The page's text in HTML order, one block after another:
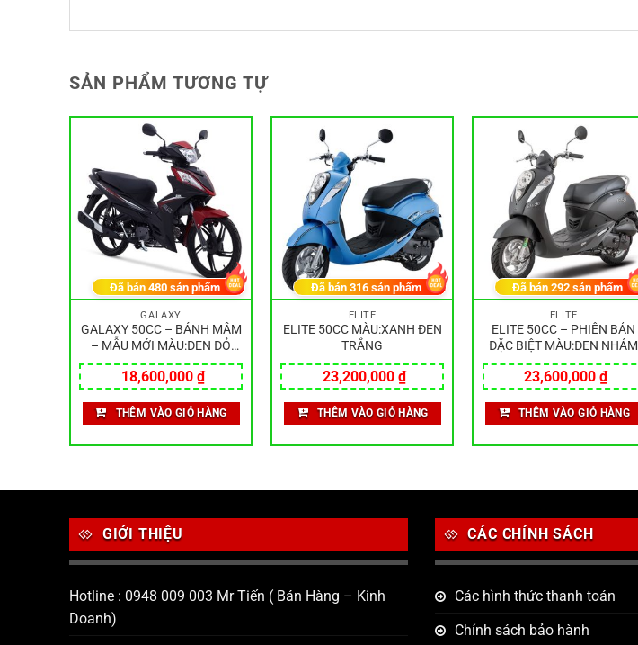
SẢN PHẨM TƯƠNG TỰ
GALAXY
GALAXY 50CC – BÁNH MÂM
– MẪU MỚI MÀU:ĐEN ĐỎ
NHÁM
18,600,000₫
Đã bán 480sản phẩm
THÊM VÀO GIỎ HÀNG
ELITE
ELITE 50CC MÀU:XANH ĐEN
TRẮNG
23,200,000₫
Đã bán 316sản phẩm
THÊM VÀO GIỎ HÀNG
ELITE
ELITE 50CC – PHIÊN BẢN
ĐẶC BIỆT MÀU:ĐEN NHÁM
23,600,000₫
Đã bán 292sản phẩm
THÊM VÀO GIỎ HÀNG
GIỚI THIỆU
Hotline : 0948 009 003 Mr Tiến ( Bán Hàng – Kinh
Doanh)
CÁC CHÍNH SÁCH
Các hình thức thanh toán
Chính sách bảo hành